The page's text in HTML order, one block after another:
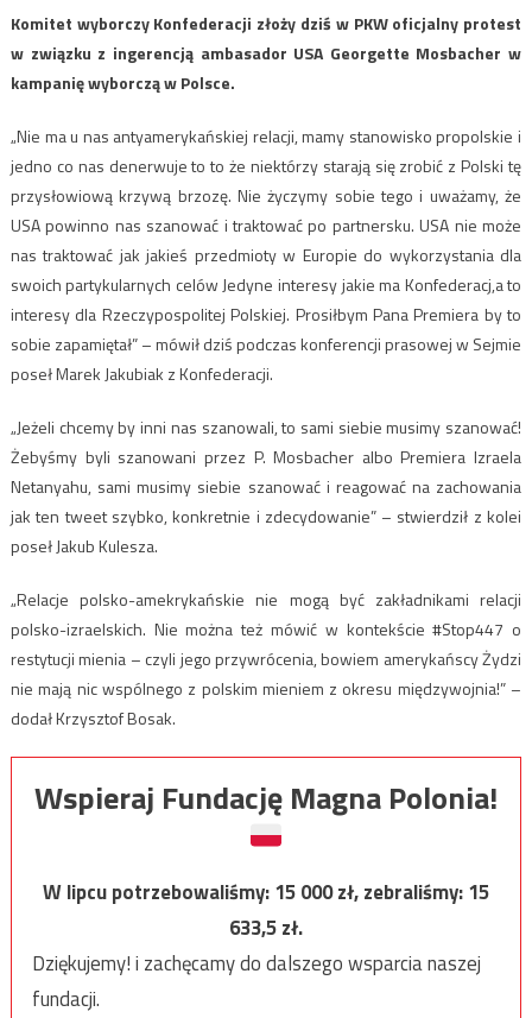
Komitet wyborczy Konfederacji złoży dziś w PKW oficjalny protest
w związku z ingerencją ambasador USA Georgette Mosbacher w
kampanię wyborczą w Polsce.
„Nie ma u nas antyamerykańskiej relacji, mamy stanowisko propolskie i
jedno co nas denerwuje to to że niektórzy starają się zrobić z Polski tę
przysłowiową krzywą brzozę. Nie życzymy sobie tego i uważamy, że
USA powinno nas szanować i traktować po partnersku. USA nie może
nas traktować jak jakieś przedmioty w Europie do wykorzystania dla
swoich partykularnych celów Jedyne interesy jakie ma Konfederacj,a to
interesy dla Rzeczypospolitej Polskiej. Prosiłbym Pana Premiera by to
sobie zapamiętał” – mówił dziś podczas konferencji prasowej w Sejmie
poseł Marek Jakubiak z Konfederacji.
„Jeżeli chcemy by inni nas szanowali, to sami siebie musimy szanować!
Żebyśmy byli szanowani przez P. Mosbacher albo Premiera Izraela
Netanyahu, sami musimy siebie szanować i reagować na zachowania
jak ten tweet szybko, konkretnie i zdecydowanie” – stwierdził z kolei
poseł Jakub Kulesza.
„Relacje polsko-amekrykańskie nie mogą być zakładnikami relacji
polsko-izraelskich. Nie można też mówić w kontekście #Stop447 o
restytucji mienia – czyli jego przywrócenia, bowiem amerykańscy Żydzi
nie mają nic wspólnego z polskim mieniem z okresu międzywojnia!” –
dodał Krzysztof Bosak.
Wspieraj Fundację Magna Polonia!
W lipcu potrzebowaliśmy:15 000zł, zebraliśmy:15
633,5zł.
Dziękujemy! i zachęcamy do dalszego wsparcia naszej
fundacji.